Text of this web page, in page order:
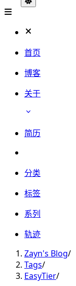
首页
博客
关于
简历
分类
标签
系列
轨迹
Zayn's Blog/
Tags/
EasyTier/